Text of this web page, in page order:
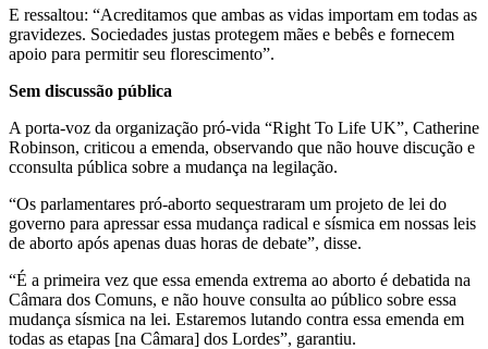
E ressaltou: “Acreditamos que ambas as vidas importam em todas as
gravidezes. Sociedades justas protegem mães e bebês e fornecem
apoio para permitir seu florescimento”.
Sem discussão pública
A porta-voz da organização pró-vida “Right To Life UK”, Catherine
Robinson, criticou a emenda, observando que não houve discução e
cconsulta pública sobre a mudança na legilação.
“Os parlamentares pró-aborto sequestraram um projeto de lei do
governo para apressar essa mudança radical e sísmica em nossas leis
de aborto após apenas duas horas de debate”, disse.
“É a primeira vez que essa emenda extrema ao aborto é debatida na
Câmara dos Comuns, e não houve consulta ao público sobre essa
mudança sísmica na lei. Estaremos lutando contra essa emenda em
todas as etapas [na Câmara] dos Lordes”, garantiu.